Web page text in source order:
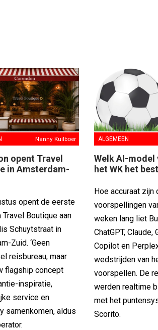
Nanny Kuilboer
opent Travel
in Amsterdam-
opent de eerste
Travel Boutique aan
Schuytstraat in
Zuid. ‘Geen
reisbureau, maar
flagship concept
inspiratie,
service en
samenkomen, aldus
ALGEMEEN
Welk AI-model
het WK het
Hoe accuraat zijn
voorspellingen
weken lang liet
ChatGPT, Claude,
Copilot en
wedstrijden van
voorspellen. De
werden realtime
met het
Scorito.